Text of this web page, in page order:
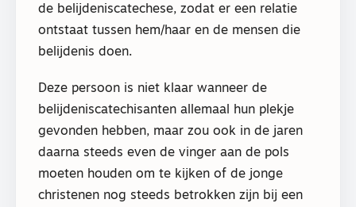
de belijdeniscatechese, zodat er een relatie
ontstaat tussen hem/haar en de mensen die
belijdenis doen.
Deze persoon is niet klaar wanneer de
belijdeniscatechisanten allemaal hun plekje
gevonden hebben, maar zou ook in de jaren
daarna steeds even de vinger aan de pols
moeten houden om te kijken of de jonge
christenen nog steeds betrokken zijn bij een